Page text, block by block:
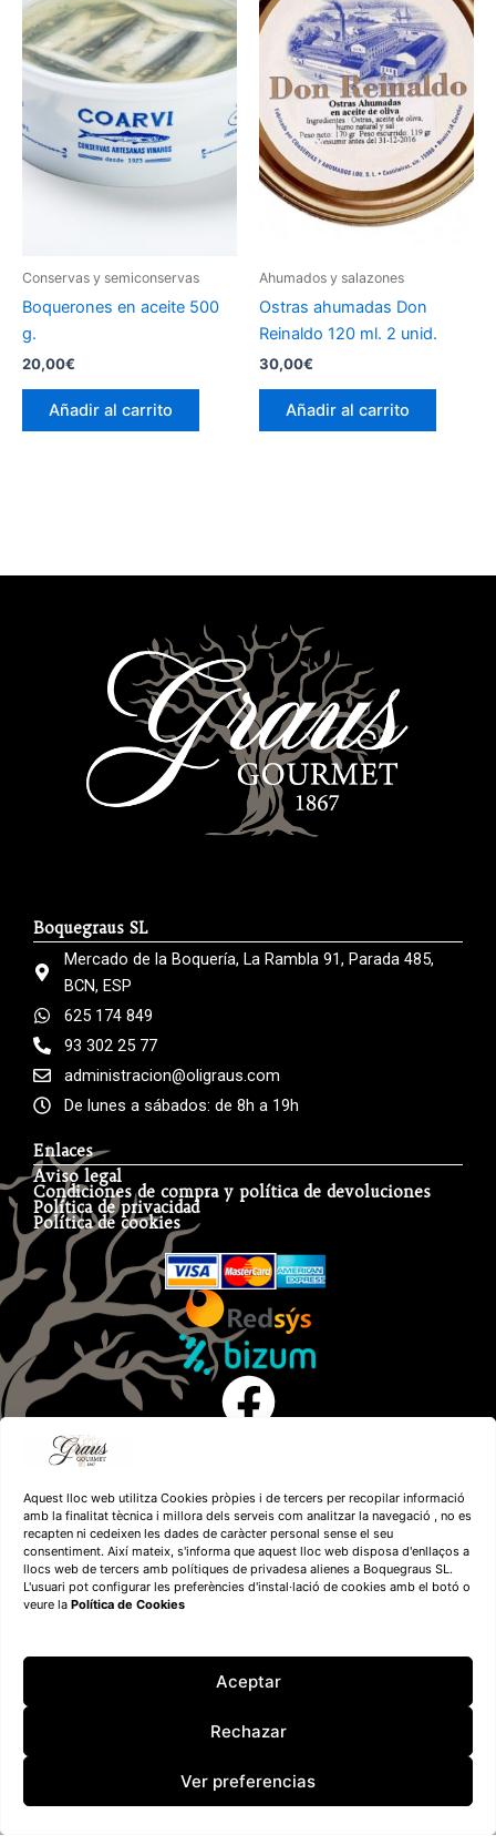
Aquest lloc web utilitza Cookies pròpies i de tercers per recopilar informació
amb la finalitat tècnica i millora dels serveis com analitzar la navegació , no es
recapten ni cedeixen les dades de caràcter personal sense el seu
consentiment. Així mateix, s'informa que aquest lloc web disposa d'enllaços a
llocs web de tercers amb polítiques de privadesa alienes a Boquegraus SL.
L'usuari pot configurar les preferències d'instal·lació de cookies amb el botó o
veure la Política de Cookies
Aceptar
Rechazar
Ver preferencias
Conservas y semiconservas
Boquerones en aceite 500
g.
20,00€
Añadir al carrito
Ahumados y salazones
Ostras ahumadas Don
Reinaldo 120 ml. 2 unid.
30,00€
Añadir al carrito
Boquegraus SL
Mercado de la Boquería, La Rambla 91, Parada 485,
BCN, ESP
625 174 849
93 302 25 77
administracion@oligraus.com
De lunes a sábados: de 8h a 19h
Enlaces
Aviso legal
Condiciones de compra y política de devoluciones
Política de privacidad
Política de cookies
Boquegraus SL– 2026 – Todos los derechos reservados